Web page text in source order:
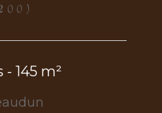
- 145 m²